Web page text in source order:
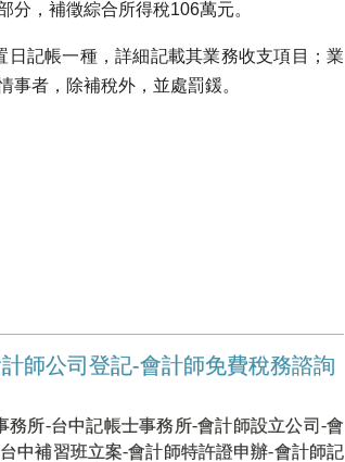
，補徵綜合所得稅106萬元。
記帳一種，詳細記載其業務收支項目；業
者，除補稅外，並處罰鍰。
師公司登記-會計師免費稅務諮詢
所-台中記帳士事務所-會計師設立公司-會
中補習班立案-會計師特許證申辦-會計師記